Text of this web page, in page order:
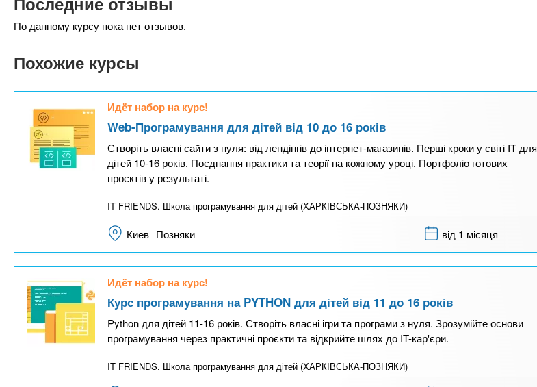
По данному курсу пока нет отзывов.
Похожие курсы
Идёт набор на курс!
Web-Програмування для дітей від 10 до 16 років
Створіть власні сайти з нуля: від лендінгів до інтернет-магазинів. Перші кроки у світі IT для
дітей 10-16 років. Поєднання практики та теорії на кожному уроці. Портфоліо готових
проєктів у результаті.
IT FRIENDS. Школа програмування для дітей (ХАРКІВСЬКА-ПОЗНЯКИ)
Киев Позняки від 1 місяця
Идёт набор на курс!
Курс програмування на PYTHON для дітей від 11 до 16 років
Python для дітей 11-16 років. Створіть власні ігри та програми з нуля. Зрозумійте основи
програмування через практичні проєкти та відкрийте шлях до IT-кар'єри.
IT FRIENDS. Школа програмування для дітей (ХАРКІВСЬКА-ПОЗНЯКИ)